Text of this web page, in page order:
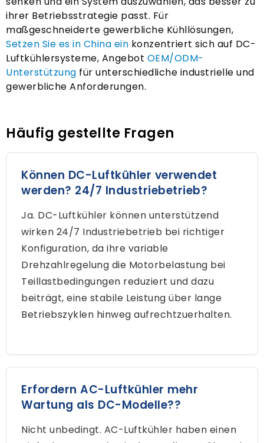
ihrer Betriebsstrategie passt. Für
maßgeschneiderte gewerbliche Kühllösungen,
Setzen Sie es in China ein konzentriert sich auf DC-
Luftkühlersysteme, Angebot OEM/ODM-
Unterstützung für unterschiedliche industrielle und
gewerbliche Anforderungen.
Häufig gestellte Fragen
Können DC-Luftkühler verwendet
werden? 24/7 Industriebetrieb?
Ja. DC-Luftkühler können unterstützend
wirken 24/7 Industriebetrieb bei richtiger
Konfiguration, da ihre variable
Drehzahlregelung die Motorbelastung bei
Teillastbedingungen reduziert und dazu
beiträgt, eine stabile Leistung über lange
Betriebszyklen hinweg aufrechtzuerhalten.
Erfordern AC-Luftkühler mehr
Wartung als DC-Modelle??
Nicht unbedingt. AC-Luftkühler haben einen